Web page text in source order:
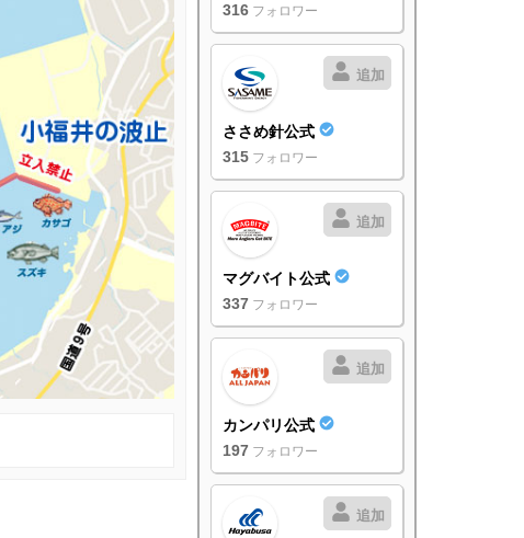
316 フォロワー
追加
ささめ針公式
315 フォロワー
追加
マグバイト公式
337 フォロワー
追加
カンパリ公式
197 フォロワー
追加